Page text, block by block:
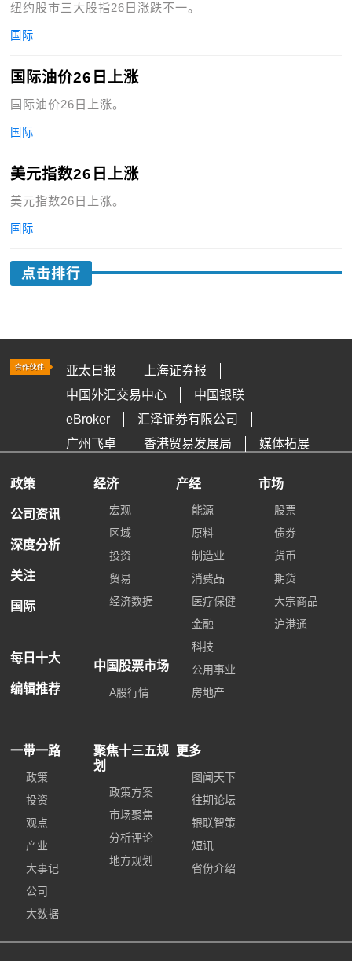
纽约股市三大股指26日涨跌不一。
国际
国际油价26日上涨
国际油价26日上涨。
国际
美元指数26日上涨
美元指数26日上涨。
国际
点击排行
亚太日报
上海证券报
中国外汇交易中心
中国银联
eBroker
汇泽证券有限公司
广州飞卓
香港贸易发展局 媒体拓展
政策
公司资讯
深度分析
关注
国际
每日十大
编辑推荐
经济
宏观
区域
投资
贸易
经济数据
中国股票市场
A股行情
产经
能源
原料
制造业
消费品
医疗保健
金融
科技
公用事业
房地产
市场
股票
债券
货币
期货
大宗商品
沪港通
一带一路
政策
投资
观点
产业
大事记
公司
大数据
聚焦十三五规
划
政策方案
市场聚焦
分析评论
地方规划
更多
图闻天下
往期论坛
银联智策
短讯
省份介绍